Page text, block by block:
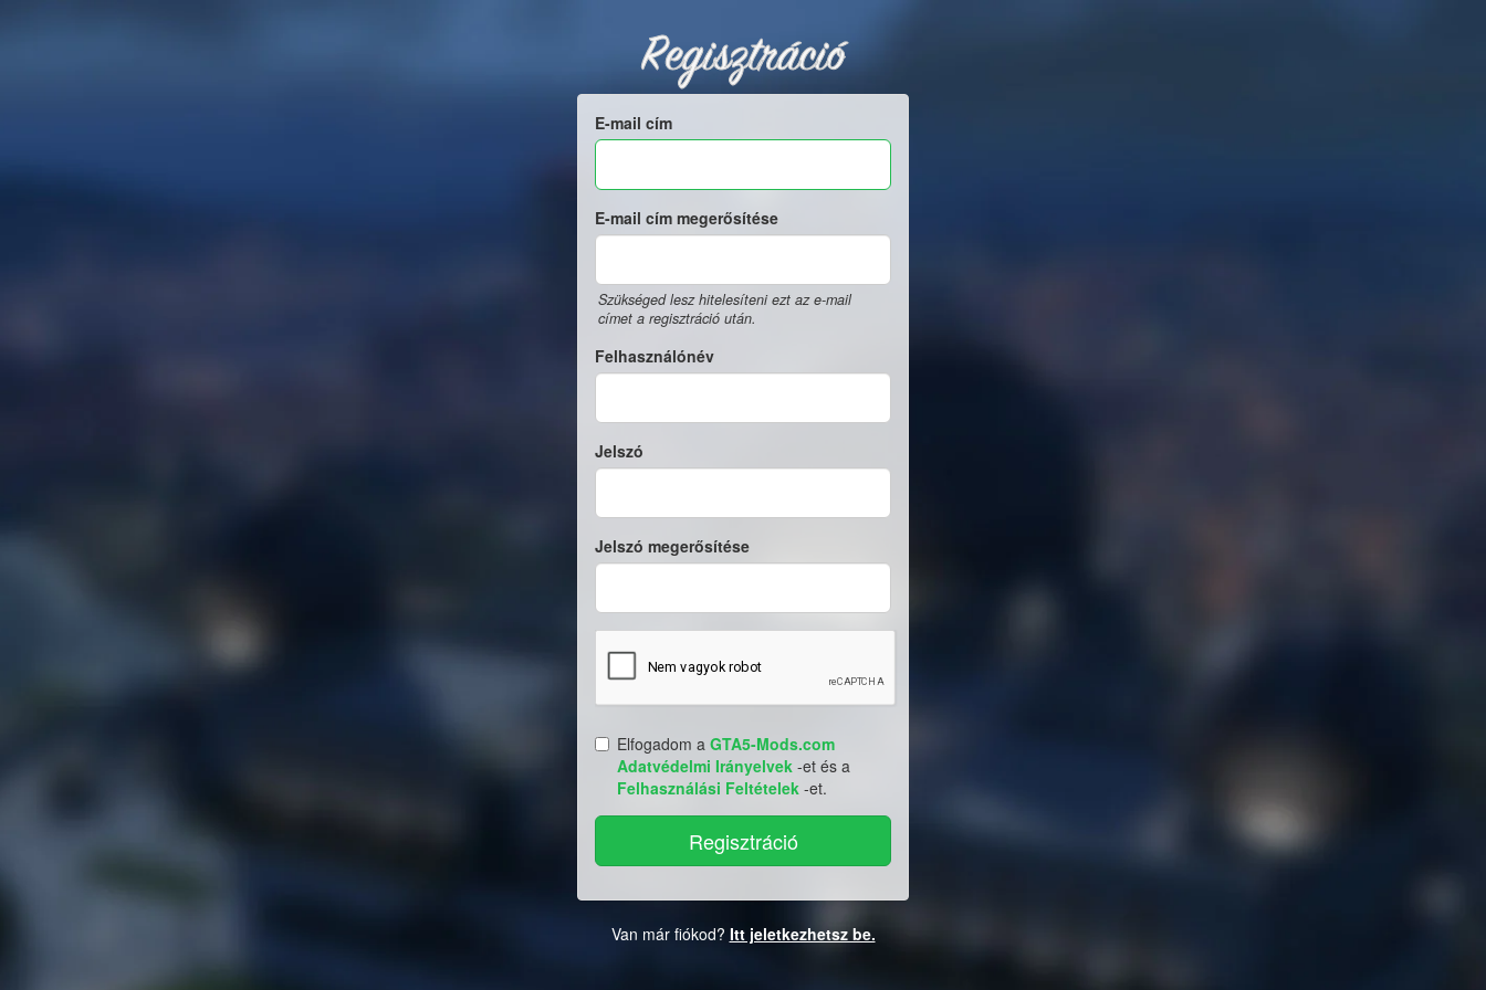
Regisztráció
E-mail cím
E-mail cím megerősítése
Szükséged lesz hitelesíteni ezt az e-mail
címet a regisztráció után.
Felhasználónév
Jelszó
Jelszó megerősítése
Elfogadom a GTA5-Mods.com
Adatvédelmi Irányelvek -et és a
Felhasználási Feltételek -et.
Van már fiókod? Itt jeletkezhetsz be.